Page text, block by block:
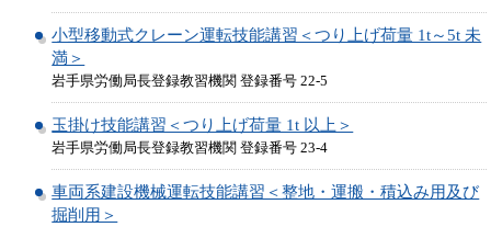
小型移動式クレーン運転技能講習＜つり上げ荷量 1t～5t 未
満＞
岩手県労働局長登録教習機関 登録番号 22-5
玉掛け技能講習＜つり上げ荷量 1t 以上＞
岩手県労働局長登録教習機関 登録番号 23-4
車両系建設機械運転技能講習＜整地・運搬・積込み用及び
掘削用＞